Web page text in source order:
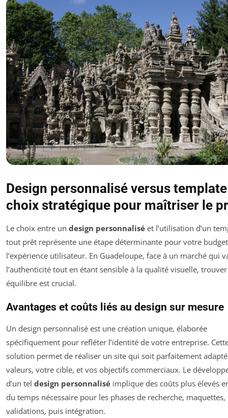
Design personnalisé versus
choix stratégique pour maîtriser le
Le choix entre un design personnalisé et l’utilisation d’un
tout prêt représente une étape déterminante pour votre
l’expérience utilisateur. En Guadeloupe, face à un marché qui
l’authenticité tout en étant sensible à la qualité visuelle,
équilibre est crucial.
Avantages et coûts liés au design sur mesure
Un design personnalisé est une création unique, élaborée
spécifiquement pour refléter l’identité de votre entreprise.
solution permet de réaliser un site qui soit parfaitement
valeurs, votre cible, et vos objectifs commerciaux. Le
d’un tel design personnalisé implique des coûts plus élevés
du temps nécessaire pour les phases de recherche, maquettes,
validations, puis intégration.